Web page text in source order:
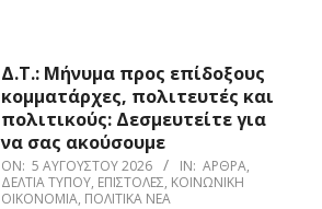
Δ.Τ.: Μήνυμα προς επίδοξους
κομματάρχες, πολιτευτές και
πολιτικούς: Δεσμευτείτε για
να σας ακούσουμε
ON: 5 ΑΥΓΟΎΣΤΟΥ 2026 IN: ΆΡΘΡΑ,
ΔΕΛΤΊΑ ΤΎΠΟΥ, ΕΠΙΣΤΟΛΈΣ, ΚΟΙΝΩΝΙΚΉ
ΟΙΚΟΝΟΜΊΑ, ΠΟΛΙΤΙΚΆ ΝΈΑ